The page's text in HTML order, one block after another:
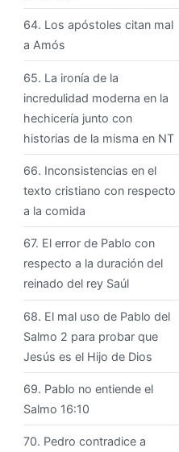
64. Los apóstoles citan mal
a Amós
65. La ironía de la
incredulidad moderna en la
hechicería junto con
historias de la misma en NT
66. Inconsistencias en el
texto cristiano con respecto
a la comida
67. El error de Pablo con
respecto a la duración del
reinado del rey Saúl
68. El mal uso de Pablo del
Salmo 2 para probar que
Jesús es el Hijo de Dios
69. Pablo no entiende el
Salmo 16:10
70. Pedro contradice a